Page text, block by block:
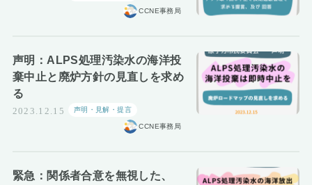
CCNE事務局
声明：ALPS処理汚染水の海洋投
棄中止と廃炉方針の見直しを求め
る
2023.12.15 声明・見解・提言
CCNE事務局
緊急：関係者合意を無視した、